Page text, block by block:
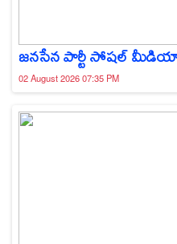
జనసేన పార్టీ సోషల్
02 August 2026 07:35 PM